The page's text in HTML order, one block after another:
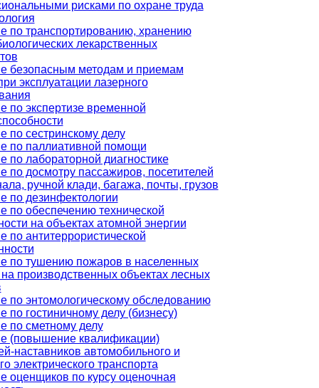
рисками по охране труда
по транспортированию, хранению
лекарственных
безопасным методам и приемам
эксплуатации лазерного
по экспертизе временной
по сестринскому делу
по паллиативной помощи
по лабораторной диагностике
по досмотру пассажиров, посетителей
ручной клади, багажа, почты, грузов
по дезинфектологии
по обеспечению технической
на объектах атомной энергии
по антитеррористической
по тушению пожаров в населенных
на производственных объектах лесных
по энтомологическому обследованию
по гостиничному делу (бизнесу)
по сметному делу
(повышение квалификации)
наставников автомобильного и
электрического транспорта
оценщиков по курсу оценочная